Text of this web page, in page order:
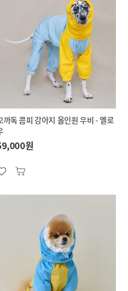
까독 콤피 강아지 올인원 우비 - 옐로
원